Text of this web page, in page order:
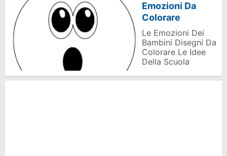
Emozioni Da
Colorare
Le Emozioni Dei
Bambini Disegni Da
Colorare Le Idee
Della Scuola